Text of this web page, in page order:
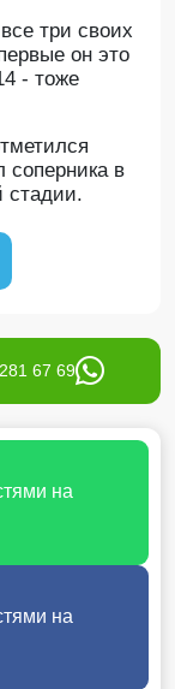
три своих
он это
- тоже
соперника в
стадии.
67 69
на
на